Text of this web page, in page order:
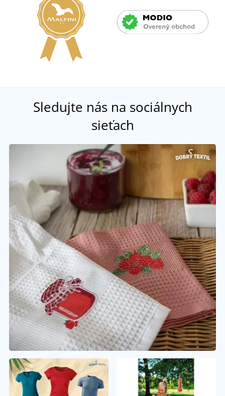
Sledujte nás na sociálnych
sieťach